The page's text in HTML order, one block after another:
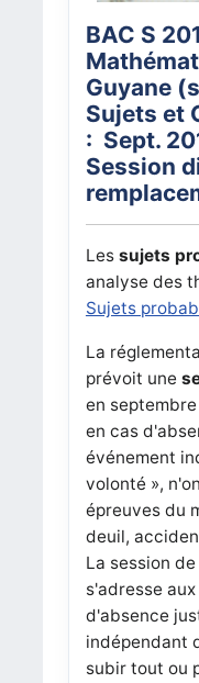
BAC S
Guyane
Sujets et
: Sept.
Session
Les sujets
analyse des
Sujets
La
prévoit une
en
en cas
événement
volonté »,
épreuves du
deuil,
La session
s'adresse
d'absence
indépendant
subir tout ou